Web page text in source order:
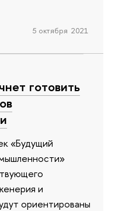
5 октября 2021
готовить
«Будущий
и
ориентированы